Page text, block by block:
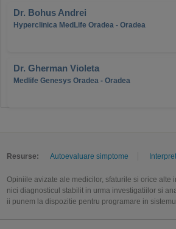
Dr. Bohus Andrei
Hyperclinica MedLife Oradea - Oradea
Dr. Gherman Violeta
Medlife Genesys Oradea - Oradea
Resurse: Autoevaluare simptome
Opiniile avizate ale medicilor, sfaturile si orice
nici diagnosticul stabilit in urma investigatiilor si
ii punem la dispozitie pentru programare in